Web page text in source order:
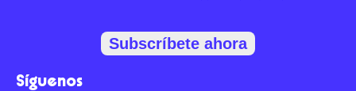
Subscríbete ahora
Síguenos